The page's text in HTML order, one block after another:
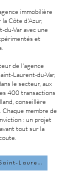
immobilière
Côte d'Azur,
du-Var avec une
et
de l'agence
Laurent-du-Var,
le secteur, aux
400 transactions
conseillère
Chaque membre de
: un projet
tout sur la
Agence immobilière à Saint-Laurent-du-Var